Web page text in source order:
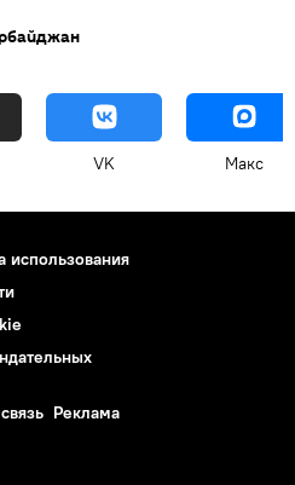
VK Макс
использования
Реклама